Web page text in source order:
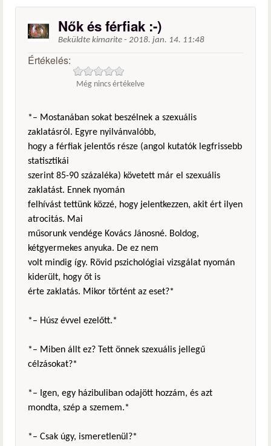
Nők és férfiak :-)
Beküldte kimarite - 2018. jan. 14. 11:48
Értékelés:
Még nincs értékelve
*– Mostanában sokat beszélnek a szexuális
zaklatásról. Egyre nyilvánvalóbb,
hogy a férfiak jelentős része (angol kutatók legfrissebb
statisztikái
szerint 85-90 százaléka) követett már el szexuális
zaklatást. Ennek nyomán
felhívást tettünk közzé, hogy jelentkezzen, akit ért ilyen
atrocitás. Mai
műsorunk vendége Kovács Jánosné. Boldog,
kétgyermekes anyuka. De ez nem
volt mindig így. Rövid pszichológiai vizsgálat nyomán
kiderült, hogy őt is
érte zaklatás. Mikor történt az eset?*
*– Húsz évvel ezelőtt.*
*– Miben állt ez? Tett önnek szexuális jellegű
célzásokat?*
*– Igen, egy házibuliban odajött hozzám, és azt
mondta, szép a szemem.*
*– Csak úgy, ismeretlenül?*